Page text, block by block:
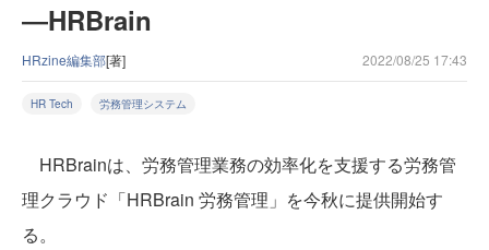
―HRBrain
HRzine編集部[著] 2022/08/25 17:43
HR Tech 労務管理システム
HRBrainは、労務管理業務の効率化を支援する労務管
理クラウド「HRBrain 労務管理」を今秋に提供開始す
る。